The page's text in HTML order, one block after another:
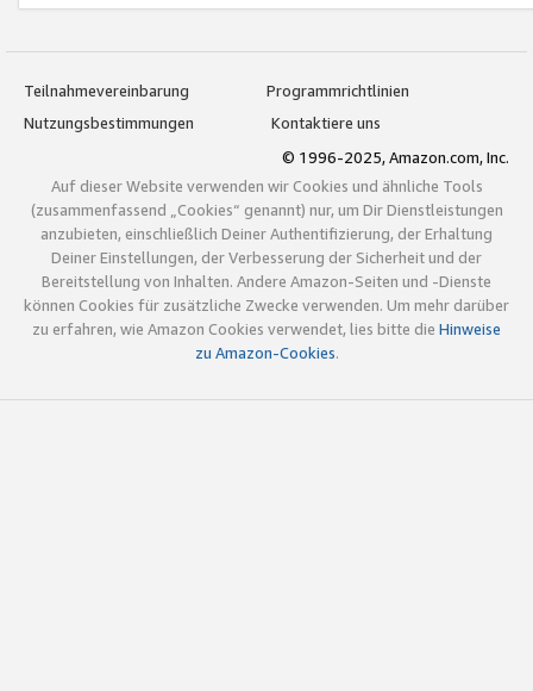
Teilnahmevereinbarung
Programmrichtlinien
Nutzungsbestimmungen
Kontaktiere uns
© 1996-2025, Amazon.com, Inc.
Auf dieser Website verwenden wir Cookies und ähnliche Tools
(zusammenfassend „Cookies“ genannt) nur, um Dir Dienstleistungen
anzubieten, einschließlich Deiner Authentifizierung, der Erhaltung
Deiner Einstellungen, der Verbesserung der Sicherheit und der
Bereitstellung von Inhalten. Andere Amazon-Seiten und -Dienste
können Cookies für zusätzliche Zwecke verwenden. Um mehr darüber
zu erfahren, wie Amazon Cookies verwendet, lies bitte die Hinweise
zu Amazon-Cookies.